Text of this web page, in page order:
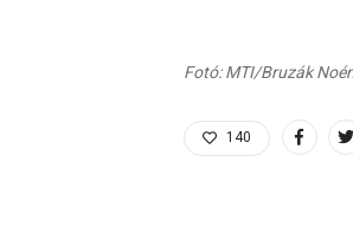
Fotó: MTI/Bruzák
140